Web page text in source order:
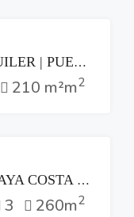
EXCLUSIVA CASA EN ALQUILER | PUERTA DEL BÁLSAMO II, NUEVO CUSCATLÁN
210 m²m2
VENTA RESIDENCIA DE PLAYA COSTA DEL SOL
3 260m2